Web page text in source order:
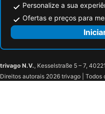
Personalize a sua
Ofertas e preços para
trivago N.V., Kesselstraße 5 – 7,
Direitos autorais 2026 trivago | Todos